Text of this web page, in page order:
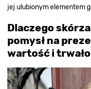
jej ulubionym elementem
Dlaczego
pomysł na
wartość i